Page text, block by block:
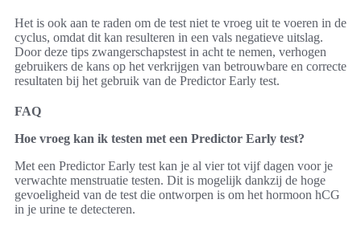
Het is ook aan te raden om de test niet te vroeg uit te voeren in de
cyclus, omdat dit kan resulteren in een vals negatieve uitslag.
Door deze tips zwangerschapstest in acht te nemen, verhogen
gebruikers de kans op het verkrijgen van betrouwbare en correcte
resultaten bij het gebruik van de Predictor Early test.
FAQ
Hoe vroeg kan ik testen met een Predictor Early test?
Met een Predictor Early test kan je al vier tot vijf dagen voor je
verwachte menstruatie testen. Dit is mogelijk dankzij de hoge
gevoeligheid van de test die ontworpen is om het hormoon hCG
in je urine te detecteren.